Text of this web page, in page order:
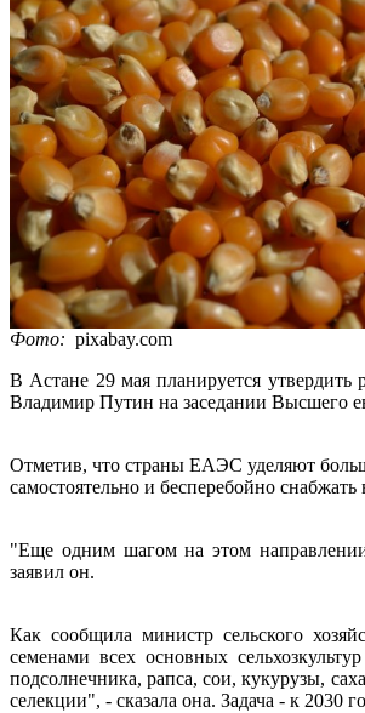
Фото: pixabay.com
В Астане 29 мая планируется
Владимир Путин на заседании Высшего
Отметив, что страны ЕАЭС уделяют
самостоятельно и бесперебойно
"Еще одним шагом на этом направлении
заявил он.
Как сообщила министр сельского
семенами всех основных
подсолнечника, рапса, сои, кукурузы,
селекции", - сказала она. Задача - к 2030